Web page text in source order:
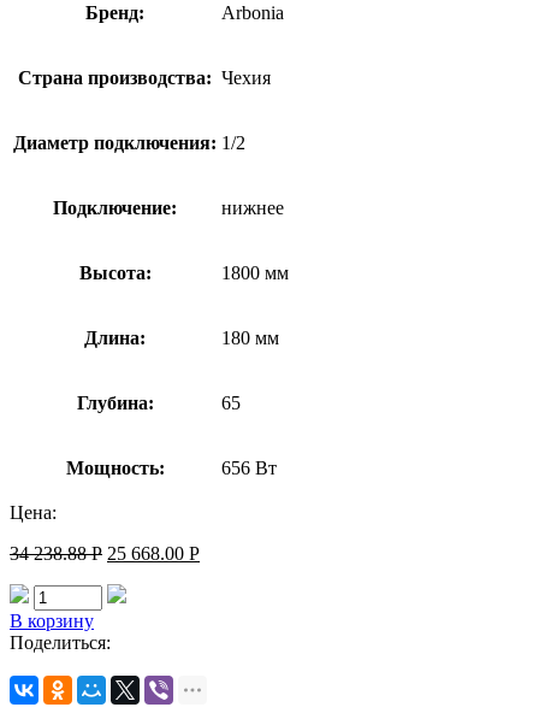
Бренд: Arbonia
Страна производства: Чехия
Диаметр подключения: 1/2
Подключение: нижнее
Высота: 1800 мм
Длина: 180 мм
Глубина: 65
Мощность: 656 Вт
Цена:
34 238.88Р 25 668.00 Р
В корзину
Поделиться: